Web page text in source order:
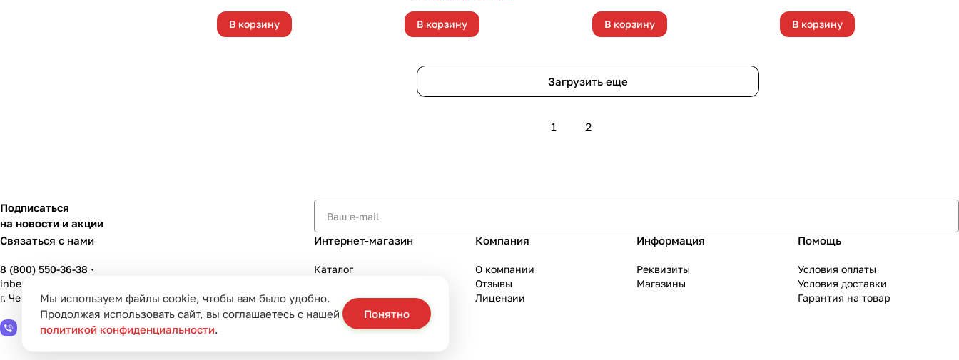
Мы используем файлы cookie, чтобы вам было удобно.
Продолжая использовать сайт, вы соглашаетесь с нашей
политикой конфиденциальности.
Понятно
В корзину В корзину В корзину В корзину
Загрузить еще
1 2
Подписаться
на новости и акции
Связаться с нами
8 (800) 550-36-38
inbenzo35@list.ru
г. Череповец, ул. Вологодская, д. 50А
Интернет-магазин
Каталог
Бренды
Услуги
Компания
О компании
Отзывы
Лицензии
Информация
Реквизиты
Магазины
Помощь
Условия оплаты
Условия доставки
Гарантия на товар